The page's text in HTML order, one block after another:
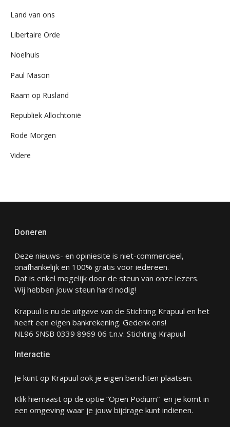
Land van ons
Libertaire Orde
Noelhuis
Paul Mason
Raam op Rusland
Republiek Allochtonië
Rode Morgen
Videre
Doneren
Deze nieuws- en opiniesite is niet-commercieel,
onafhankelijk en 100% gratis voor iedereen.
Dat is enkel mogelijk door de steun van onze lezers.
Wij hebben jouw steun hard nodig!
Krapuul is nu de uitgave van de Stichting Krapuul en het
heeft een eigen bankrekening. Gedenk ons!
NL96 SNSB 0339 8969 06 t.n.v. Stichting Krapuul
Interactie
Je kunt op Krapuul ook je eigen berichten plaatsen.
Klik hiernaast op de optie “Open Podium” en je komt in
een omgeving waar je jouw bijdrage kunt indienen.